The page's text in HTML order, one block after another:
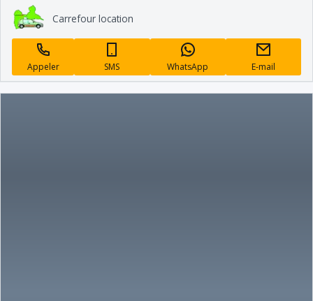
Carrefour location
Appeler SMS WhatsApp E-mail